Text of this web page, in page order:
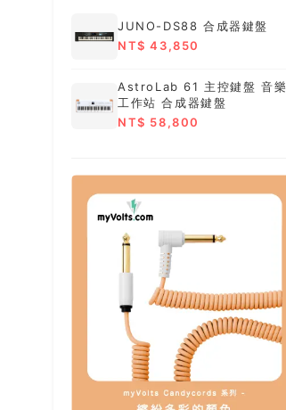
JUNO-DS88 合成器鍵盤
NT$ 43,850
AstroLab 61 主控鍵盤 音樂
工作站 合成器鍵盤
NT$ 58,800